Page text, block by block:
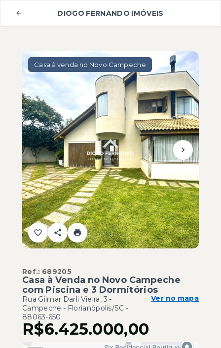
DIOGO FERNANDO IMÓVEIS
Casa à venda no Novo Campeche
Ref.: 689205
Casa à Venda no Novo Campeche
com Piscina e 3 Dormitórios
Rua Gilmar Darli Vieira, 3 -
Campeche - Florianópolis/SC -
88063-650
Ver no mapa
R$6.425.000,00